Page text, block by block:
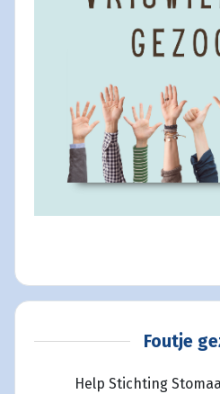
Foutje
Help Stichting